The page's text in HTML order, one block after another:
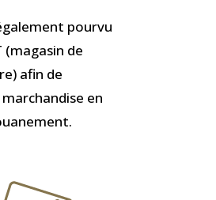
pourvu
(magasin de
afin de
en